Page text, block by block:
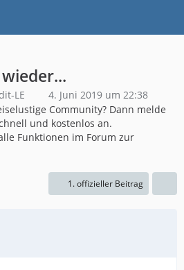
LE
4. Juni 2019 um 22:38
Community? Dann melde
und kostenlos an.
Funktionen im Forum zur
1. offizieller Beitrag